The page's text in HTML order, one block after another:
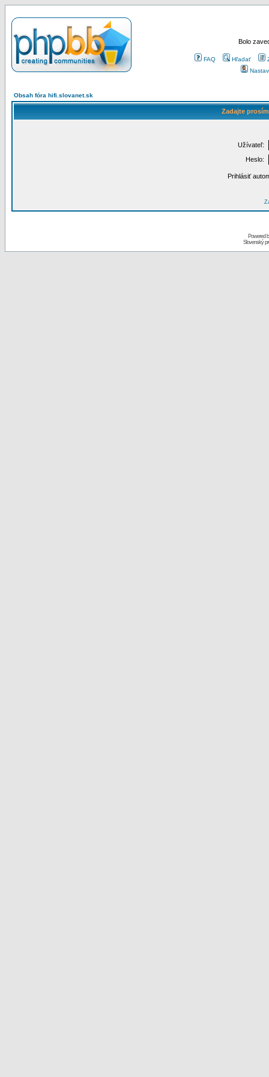
Bolo
FAQ Hľadať
Obsah fóra hifi.slovanet.sk
Zadajte
Užívateľ:
Heslo:
Prihlásiť
Powered
Slovenský